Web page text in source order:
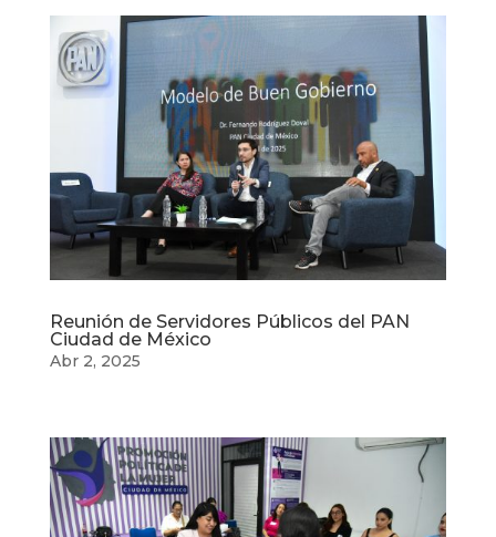
Reunión de Servidores Públicos del PAN
Ciudad de México
Abr 2, 2025